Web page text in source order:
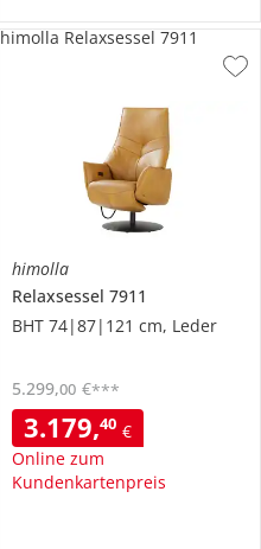
himolla
Relaxsessel 7911
BHT 74|87|121 cm, Leder
3.179,40 €
Online zum
Kundenkartenpreis
5.299,00 €***
himolla Relaxsessel 7911